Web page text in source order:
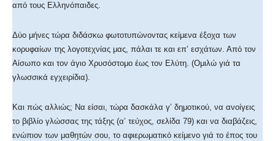
από τους Ελληνόπαιδες.
Δύο μήνες τώρα διδάσκω φωτοτυπώνοντας κείμενα έξοχα των
κορυφαίων της λογοτεχνίας μας, πάλαι τε και επʼ εσχάτων. Από τον
Αίσωπο και τον άγιο Χρυσόστομο έως τον Ελύτη. (Ομιλώ γιά τα
γλωσσικά εγχειρίδια).
Και πώς αλλιώς; Να είσαι, τώρα δασκάλα γʼ δημοτικού, να ανοίγεις
το βιβλίο γλώσσας της τάξης (αʼ τεύχος, σελίδα 79) και να διαβάζεις,
ενώπιον των μαθητών σου, το αφιερωματικό κείμενο γιά το έπος του